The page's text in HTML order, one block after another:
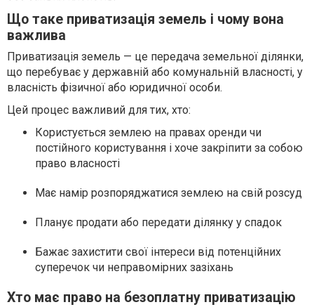
Що таке приватизація земель і чому вона
важлива
Приватизація земель — це передача земельної ділянки,
що перебуває у державній або комунальній власності, у
власність фізичної або юридичної особи.
Цей процес важливий для тих, хто:
Користується землею на правах оренди чи
постійного користування і хоче закріпити за собою
право власності
Має намір розпоряджатися землею на свій розсуд
Планує продати або передати ділянку у спадок
Бажає захистити свої інтереси від потенційних
суперечок чи неправомірних зазіхань
Хто має право на безоплатну приватизацію